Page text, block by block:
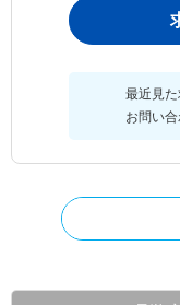
最近見た
お問い合